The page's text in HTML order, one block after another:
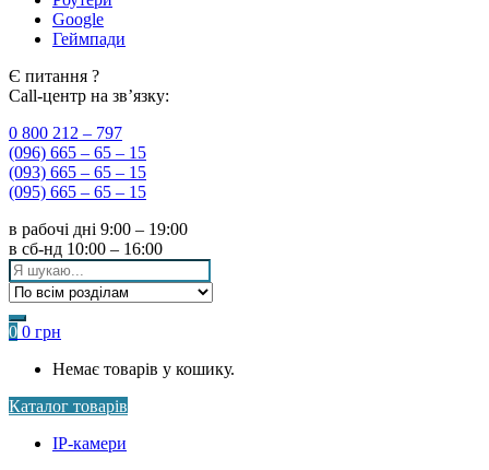
Google
Геймпади
Є питання ?
Call-центр на зв’язку:
0 800 212 – 797
(096) 665 – 65 – 15
(093) 665 – 65 – 15
(095) 665 – 65 – 15
в рабочі дні 9:00 – 19:00
в сб-нд 10:00 – 16:00
Search
for:
0 0 грн
Немає товарів у кошику.
Каталог товарів
IP-камери